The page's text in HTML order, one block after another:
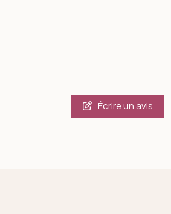
Écrire un avis